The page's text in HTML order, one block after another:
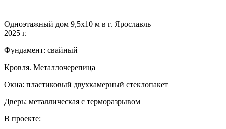
Одноэтажный дом 9,5х10 м в г. Ярославль
2025 г.
Фундамент: свайный
Кровля. Металлочерепица
Окна: пластиковый двухкамерный стеклопакет
Дверь: металлическая с терморазрывом
В проекте: